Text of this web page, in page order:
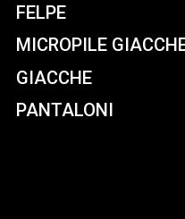
FELPE
MICROPILE
GIACCHE
PANTALONI